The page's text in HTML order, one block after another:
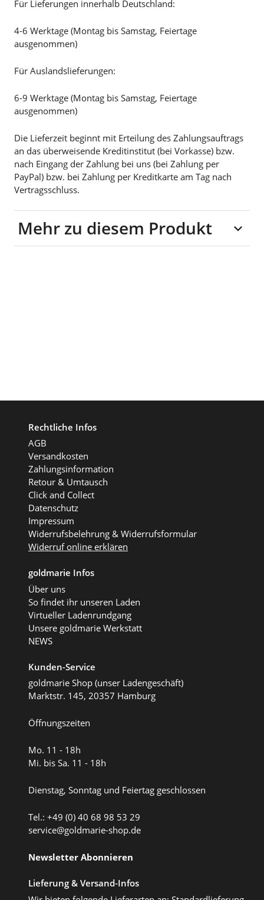
Für Lieferungen innerhalb Deutschland:
4-6 Werktage (Montag bis Samstag, Feiertage
ausgenommen)
Für Auslandslieferungen:
6-9 Werktage (Montag bis Samstag, Feiertage
ausgenommen)
Die Lieferzeit beginnt mit Erteilung des Zahlungsauftrags
an das überweisende Kreditinstitut (bei Vorkasse) bzw.
nach Eingang der Zahlung bei uns (bei Zahlung per
PayPal) bzw. bei Zahlung per Kreditkarte am Tag nach
Vertragsschluss.
Mehr zu diesem Produkt
Rechtliche Infos
AGB
Versandkosten
Zahlungsinformation
Retour & Umtausch
Click and Collect
Datenschutz
Impressum
Widerrufsbelehrung & Widerrufsformular
Widerruf online erklären
goldmarie Infos
Über uns
So findet ihr unseren Laden
Virtueller Ladenrundgang
Unsere goldmarie Werkstatt
NEWS
Kunden-Service
goldmarie Shop (unser Ladengeschäft)
Marktstr. 145, 20357 Hamburg
Öffnungszeiten
Mo. 11 - 18h
Mi. bis Sa. 11 - 18h
Dienstag, Sonntag und Feiertag geschlossen
Tel.: +49 (0) 40 68 98 53 29
service@goldmarie-shop.de
Newsletter Abonnieren
Lieferung & Versand-Infos